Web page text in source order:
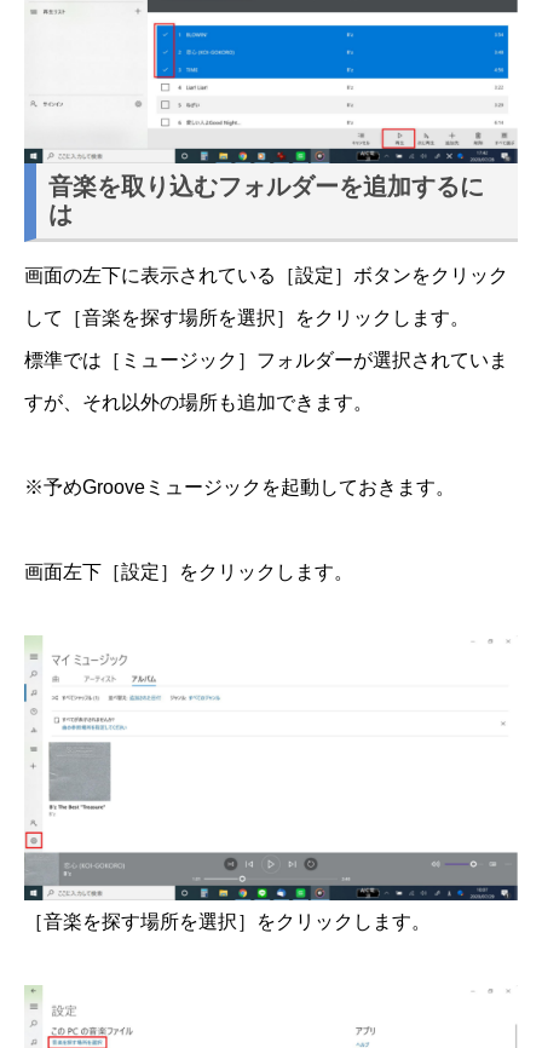
音楽を取り込むフォルダーを追加するに
は
画面の左下に表示されている［設定］ボタンをクリック
して［音楽を探す場所を選択］をクリックします。
標準では［ミュージック］フォルダーが選択されていま
すが、それ以外の場所も追加できます。
※予めGrooveミュージックを起動しておきます。
画面左下［設定］をクリックします。
［音楽を探す場所を選択］をクリックします。